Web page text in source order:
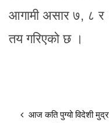
आगामी असार ७, ८ र
तय गरिएको छ ।
आज कति पुग्यो विदेशी